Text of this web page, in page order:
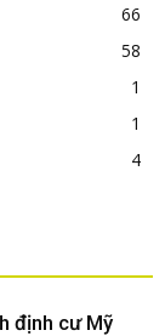
66
58
1
1
4
định cư Mỹ